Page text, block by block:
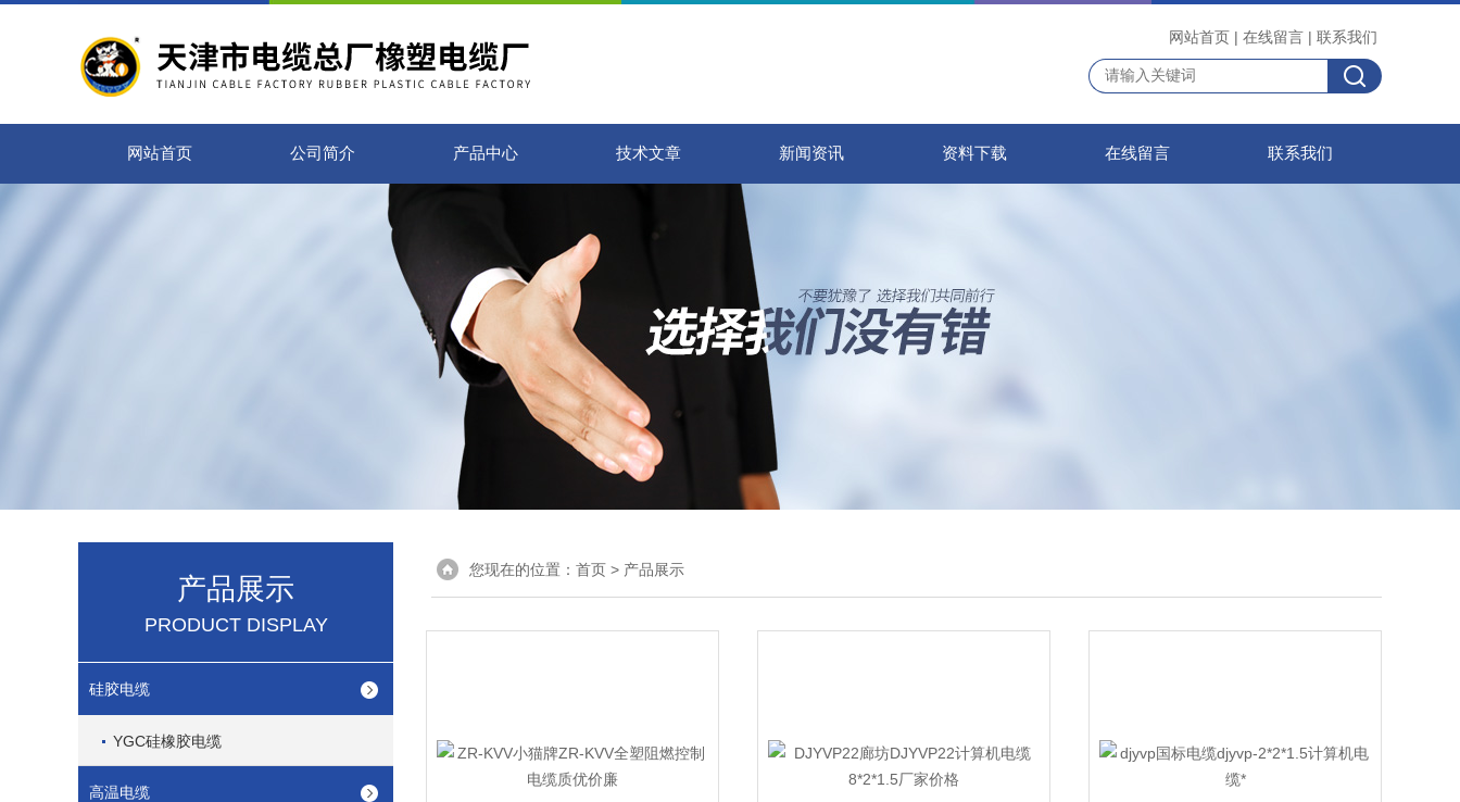
网站首页 | 在线留言 | 联系我们
网站首页 公司简介 产品中心 技术文章 新闻资讯 资料下载 在线留言 联系我们
产品展示
PRODUCT DISPLAY
硅胶电缆
YGC硅橡胶电缆
高温电缆
您现在的位置： 首页 > 产品展示